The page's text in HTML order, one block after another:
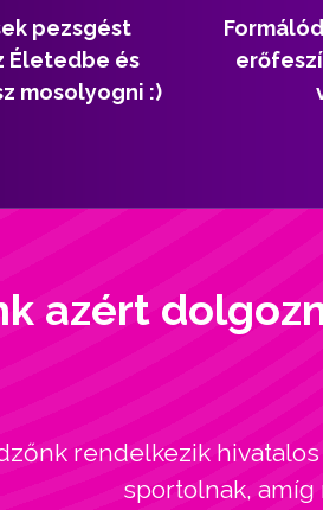
pezsgést
Életedbe és
mosolyogni :)
azért
rendelkezik
sportolnak,